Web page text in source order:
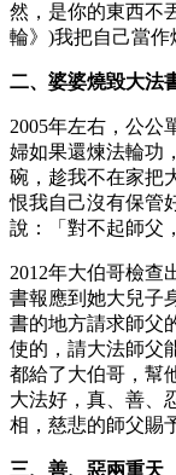
然，是你的東西不
輪》)我把自己當作
二、婆婆燒毀大法
2005年左右，公公
婦如果還煉法輪功
碗，趁我不在家把
恨我自己沒有保管
說：「對不起師父
2012年大伯哥檢查
書報應到她大兒子
書的地方請求師父
使的，請大法師父
都給了大伯哥，幫
大法好，真、善、
相，慈悲的師父賜
三、善、惡兩重天